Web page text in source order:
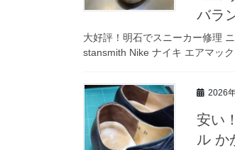
バラ
大好評！明石でスニーカー修理
stansmith Nike ナイキ エアマッ
2026
安い
ル か